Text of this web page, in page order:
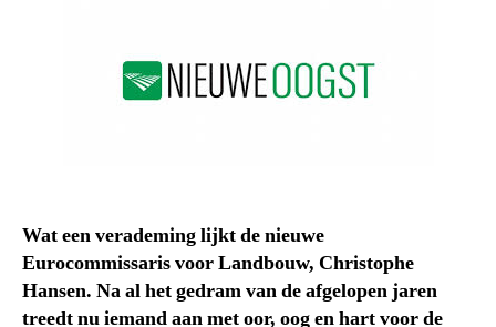
Wat een verademing lijkt de nieuwe
Eurocommissaris voor Landbouw, Christophe
Hansen. Na al het gedram van de afgelopen jaren
treedt nu iemand aan met oor, oog en hart voor de